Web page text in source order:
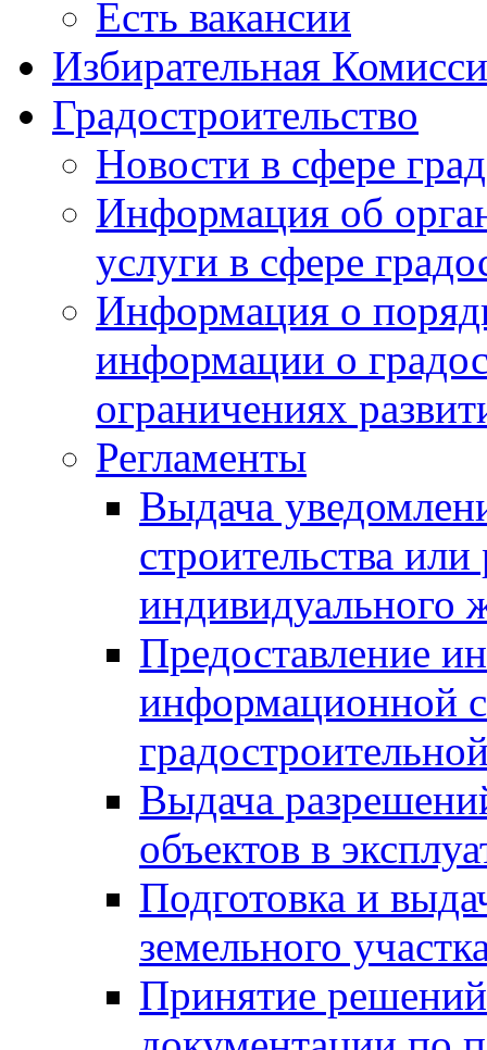
Есть вакансии
Избирательная
Градостроительство
Новости в сфере
Информация об
услуги в сфере
Информация о
информации о
ограничениях
Регламенты
Выдача
строительства
индивидуального
Предоставление
информационной
Выдача
объектов в
Подготовка и
земельного
Принятие